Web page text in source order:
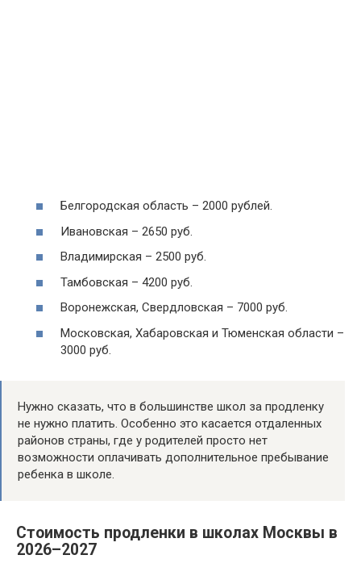
Белгородская область – 2000 рублей.
Ивановская – 2650 руб.
Владимирская – 2500 руб.
Тамбовская – 4200 руб.
Воронежская, Свердловская – 7000 руб.
Московская, Хабаровская и Тюменская области –
3000 руб.
Нужно сказать, что в большинстве школ за продленку
не нужно платить. Особенно это касается отдаленных
районов страны, где у родителей просто нет
возможности оплачивать дополнительное пребывание
ребенка в школе.
Стоимость продленки в школах Москвы в
2026–2027